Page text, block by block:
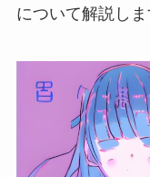
について解説しま